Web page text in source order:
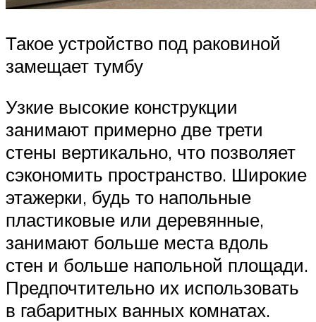
Такое устройство под раковиной
замещает тумбу
Узкие высокие конструкции
занимают примерно две трети
стены вертикально, что позволяет
сэкономить пространство. Широкие
этажерки, будь то напольные
пластиковые или деревянные,
занимают больше места вдоль
стен и больше напольной площади.
Предпочтительно их использовать
в габаритных ванных комнатах.